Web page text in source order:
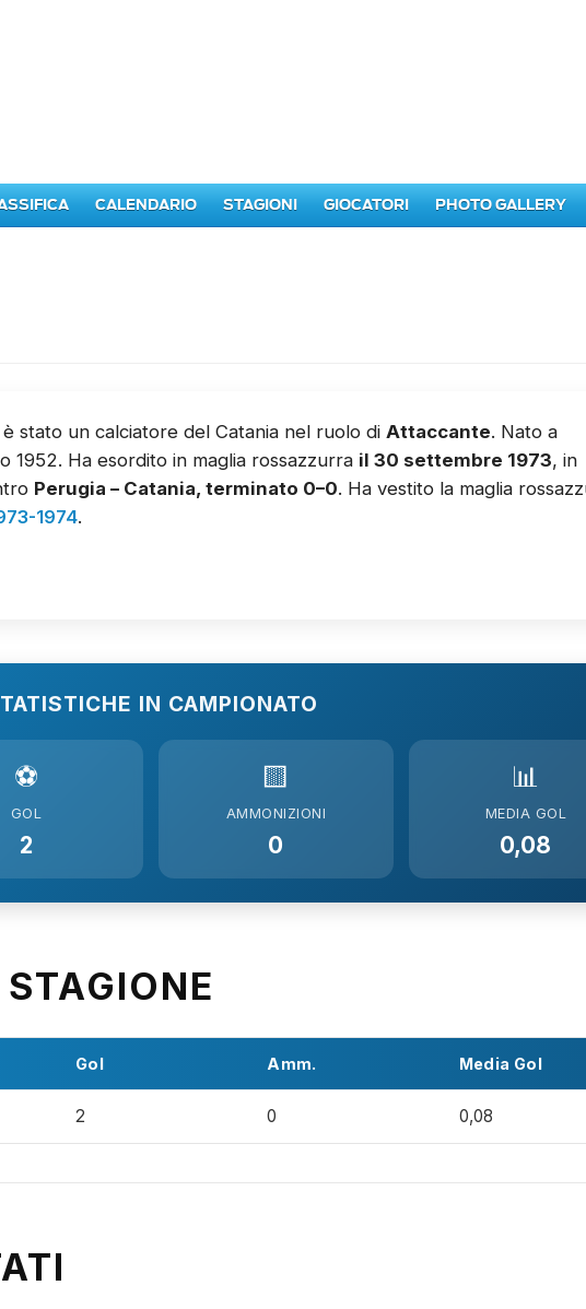
CALENDARIO STAGIONI GIOCATORI PHOTO GALLERY
è stato un calciatore del Catania nel ruolo di Attaccante. Nato a
1952. Ha esordito in maglia rossazzurra il 30 settembre 1973, in
Perugia – Catania, terminato 0–0. Ha vestito la maglia
1974.
IN CAMPIONATO
⚽
GOL
2
🟨
AMMONIZIONI
0
📊
MEDIA GOL
0,08
Gol Amm. Media Gol
2 0 0,08